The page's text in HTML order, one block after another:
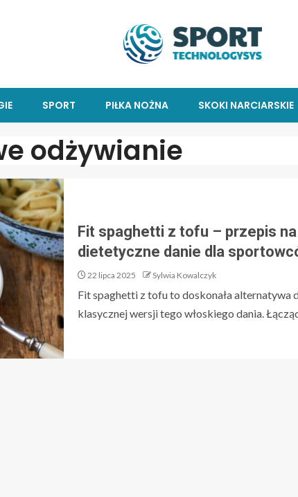
SPORT PIŁKA NOŻNA SKOKI NARCIARSKIE
odżywianie
Fit spaghetti z tofu – przepis na
dietetyczne danie dla
22 lipca 2025 Sylwia Kowalczyk
Fit spaghetti z tofu to doskonała alternatywa
klasycznej wersji tego włoskiego dania.